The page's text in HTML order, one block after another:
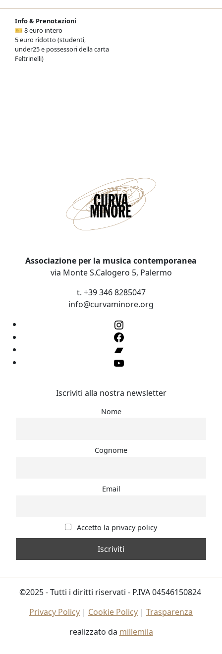
Info & Prenotazioni
🎫 8 euro intero
5 euro ridotto (studenti,
under25 e possessori della carta
Feltrinelli)
Associazione per la musica contemporanea
via Monte S.Calogero 5, Palermo
t. +39 346 8285047
info@curvaminore.org
Iscriviti alla nostra newsletter
Nome
Cognome
Email
Accetto la privacy policy
©2025 - Tutti i diritti riservati - P.IVA 04546150824
Privacy Policy | Cookie Policy | Trasparenza
realizzato da millemila